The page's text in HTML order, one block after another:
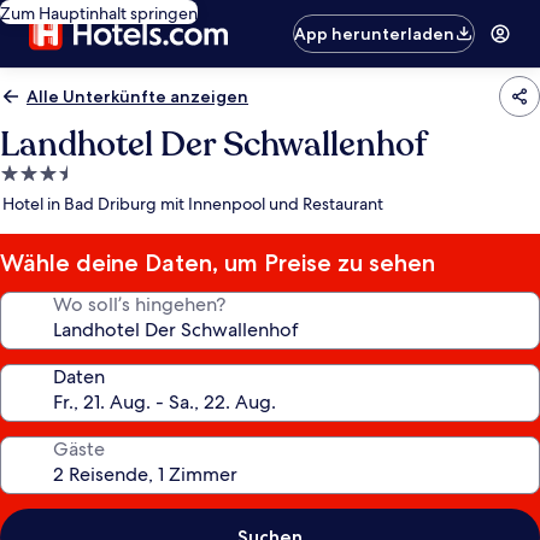
Zum Hauptinhalt springen
App herunterladen
Alle Unterkünfte anzeigen
Landhotel Der Schwallenhof
3.5-
Sterne-
Hotel in Bad Driburg mit Innenpool und Restaurant
Wähle deine Daten, um Preise zu sehen
Wo soll’s hingehen?
Daten
Gäste